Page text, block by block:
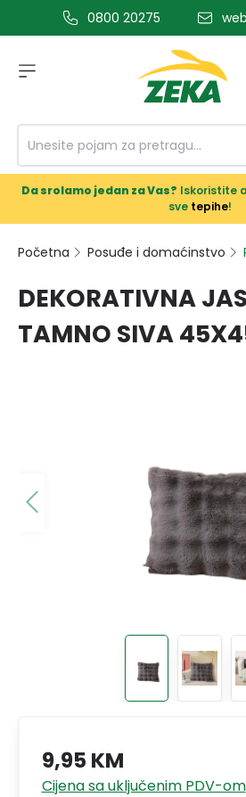
glavni sadržaj0800 20275
Da srolamo jedan za Vas? Iskoristite
sve tepihe!
Početna Posuđe i domaćinstvo
DEKORATIVNA
TAMNO SIVA
9,95 KM
Cijena sa uključenim PDV-om